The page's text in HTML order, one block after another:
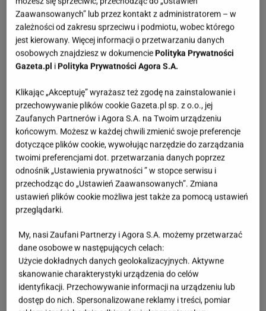
pozostają stałym punktem kobiecej szafy. Coraz
częściej szukamy modeli, które łączą klasyczny
wygląd z praktycznymi rozwiązaniami, takimi, które
sprawdzają się na co dzień, a nie tylko „na wyjście".
funkcja w jednym
Płaszcze wracają do łask, bo oferują coś więcej niż
kurtki, elegancję, uniwersalność i możliwość łatwego
stylizowania.To idealny wybór dla kobiet, które
chcą wyglądać schludnie i kobieco nawet w
chłodniejsze dni.
Zaawansowanych” lub przez kontakt z administratorem – w
zależności od zakresu sprzeciwu i podmiotu, wobec którego
jest kierowany. Więcej informacji o przetwarzaniu danych
osobowych znajdziesz w dokumenciePolityka Prywatności
Gazeta.pl iPolityka Prywatności Agora S.A.
Klikając „Akceptuję” wyrażasz też zgodę na zainstalowanie i
przechowywanie plików cookie Gazeta.pl sp. z o.o., jej
Zaufanych Partnerów i Agora S.A. na Twoim urządzeniu
końcowym. Możesz w każdej chwili zmienić swoje preferencje
dotyczące plików cookie, wywołując narzędzie do zarządzania
twoimi preferencjami dot. przetwarzania danych poprzez
odnośnik „Ustawienia prywatności ” w stopce serwisu i
przechodząc do „Ustawień Zaawansowanych”. Zmiana
ustawień plików cookie możliwa jest także za pomocą ustawień
przeglądarki.
My, nasi Zaufani Partnerzy i Agora S.A. możemy przetwarzać
dane osobowe w następujących celach:
Użycie dokładnych danych geolokalizacyjnych. Aktywne
skanowanie charakterystyki urządzenia do celów
identyfikacji. Przechowywanie informacji na urządzeniu lub
dostęp do nich. Spersonalizowane reklamy i treści, pomiar